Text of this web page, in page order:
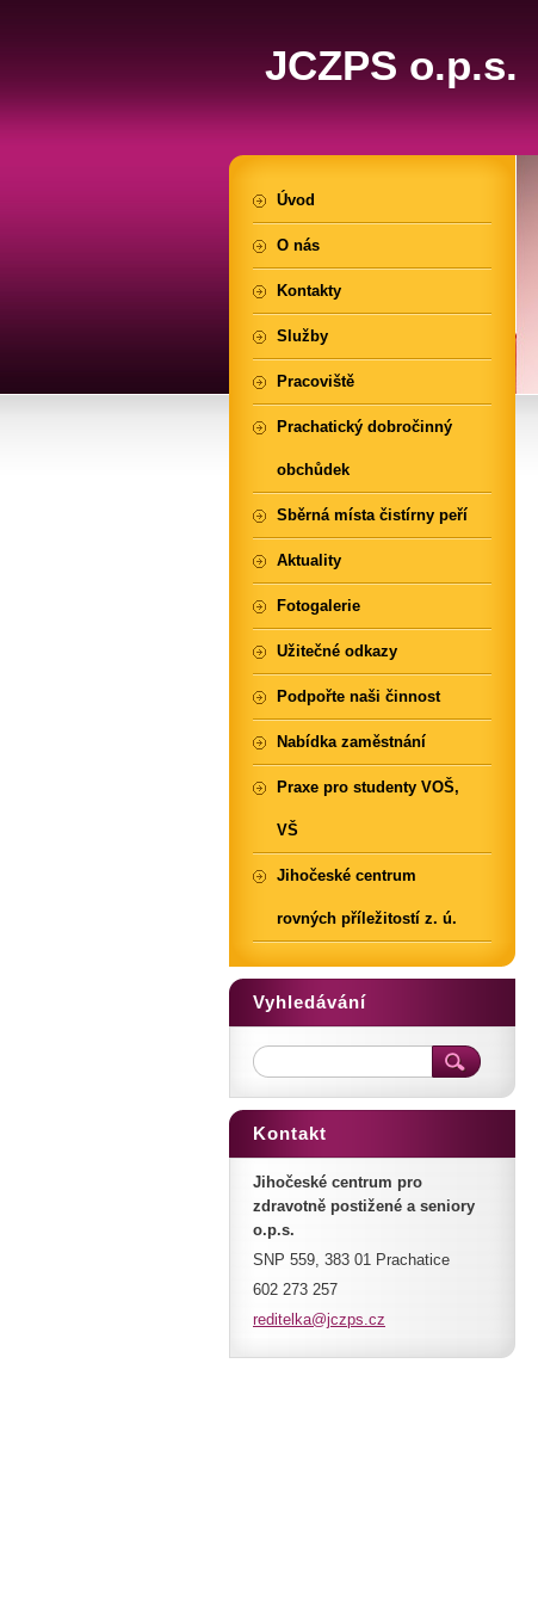
JCZPS o.p.s.
Úvod
O nás
Kontakty
Služby
Pracoviště
Prachatický dobročinný
obchůdek
Sběrná místa čistírny peří
Aktuality
Fotogalerie
Užitečné odkazy
Podpořte naši činnost
Nabídka zaměstnání
Praxe pro studenty VOŠ,
VŠ
Jihočeské centrum
rovných příležitostí z. ú.
Vyhledávání
Kontakt
Jihočeské centrum pro
zdravotně postižené a seniory
o.p.s.
SNP 559, 383 01 Prachatice
602 273 257
reditelka@jczps.cz